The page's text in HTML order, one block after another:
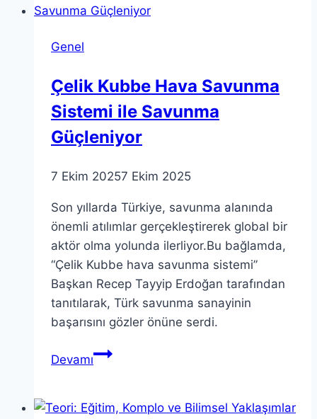
Unsuru
Genel
Çelik Kubbe Hava Savunma
Sistemi ile Savunma
Güçleniyor
7 Ekim 20257 Ekim 2025
Son yıllarda Türkiye, savunma alanında
önemli atılımlar gerçekleştirerek global bir
aktör olma yolunda ilerliyor.Bu bağlamda,
“Çelik Kubbe hava savunma sistemi”
Başkan Recep Tayyip Erdoğan tarafından
tanıtılarak, Türk savunma sanayinin
başarısını gözler önüne serdi.
DevamıÇelik
Savunma